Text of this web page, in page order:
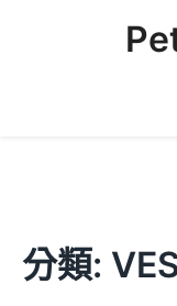
分類: